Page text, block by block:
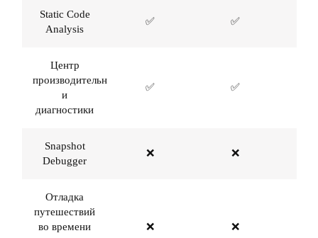
Static Code
Analysis
✅ ✅
Центр
производительности
и
диагностики
✅ ✅
Snapshot
Debugger
❌ ❌
Отладка
путешествий
во времени
❌ ❌